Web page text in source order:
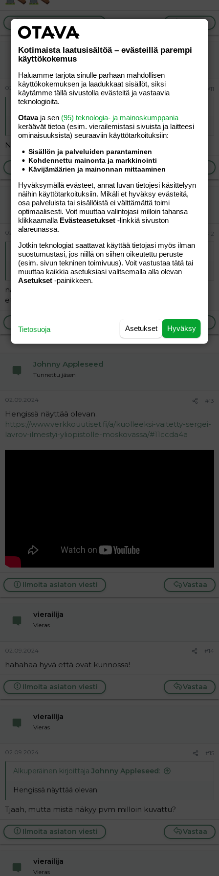
Vastaa
vierailija
Vieras
02.09.2024 #11
Alkuperäinen kirjoittaja
ehkä lavrovi on pudonnut ikkunasta?
Näätkösie sen jostaki?
Ilmoita asiaton viesti
kruuttis
Tunnettu jäsen
02.09.2024 #12
Alkuperäinen kirjoittajavierailija:
Näätkösie sen jostaki?
nään paljonkin ikkunoita mutta nämä on niin matalalla
että tuskin lavrov on näistä pudonnut
Vastaa
Johnny Appleseed
Tunnettu jäsen
02.09.2024 #13
Hengissä näyttää olevan.
https://www.verkkouutiset.fi/a/kuolleeksi-vaitetty-sergei-
lavrov-ilmestyi-yliopistolle-moskovassa/#11ccda4a
Vastaa
Ilmoita asiaton viesti
vierailija
Vieras
02.09.2024 #14
hahahaa hyvä että ovat kunnossa!
Vastaa
Ilmoita asiaton viesti
vierailija
Vieras
02.09.2024 #15
Alkuperäinen kirjoittaja Johnny Appleseed:
Hengissä näyttää olevan.
Tjaah, mutta mistä näkyy pvm milloin kuvattu?
Vastaa
Ilmoita asiaton viesti
vierailija
Vieras
Kotimaista laatusisältöä – evästeillä parempi
käyttökokemus
Haluamme tarjota sinulle parhaan mahdollisen
käyttökokemuksen ja laadukkaat sisällöt, siksi
käytämme tällä sivustolla evästeitä ja vastaavia
teknologioita.
Otavaja sen (95) teknologia- ja mainoskumppania
keräävät tietoa (esim. vierailemis­tasi sivuista ja laitteesi
ominaisuuk­sista) seuraaviin käyttötarkoituksiin:
Sisällön ja palveluiden parantaminen
Kohdennettu mainonta ja markkinointi
Kävijämäärien ja mainonnan mittaaminen
Hyväksymällä evästeet, annat luvan tietojesi käsittelyyn
näihin käyttötarkoituksiin. Mikäli et hyväksy evästeitä,
osa palveluista tai sisällöistä ei välttämättä toimi
optimaalisesti. Voit muuttaa valintojasi milloin tahansa
klikkaamalla Evästeasetukset -linkkiä sivuston
alareunassa.
Jotkin teknologiat saattavat käyttää tietojasi myös ilman
suostumustasi, jos niillä on siihen oikeutettu peruste
(esim. sivun tekninen toimivuus). Voit vastustaa tätä tai
muuttaa kaikkia asetuksiasi valitsemalla alla olevan
Asetukset -painikkeen.
Hyväksy
Asetukset
Tietosuoja